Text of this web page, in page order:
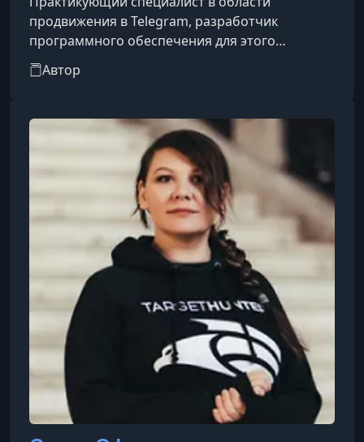
продвижения в Telegram, разработчик
программного обеспечения для этого
мессенджера и владелец магазина,
специализирующегося на расходных
Автор